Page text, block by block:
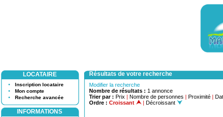
LOCATAIRE
Inscription locataire
Mon compte
Recherche avancée
INFORMATIONS
Résultats de votre recherche
Modifier la recherche
Nombre de résultats : 1 annonce
Trier par : Prix | Nombre de personnes | Proximité |
Ordre : Croissant | Décroissant